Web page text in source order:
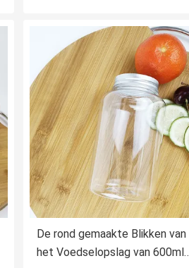
De rond gemaakte Blikken van
het Voedselopslag van 600ml